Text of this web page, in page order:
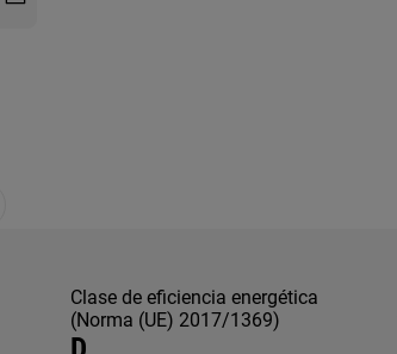
Clase de eficiencia energética
(Norma (UE) 2017/1369)